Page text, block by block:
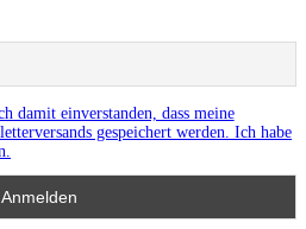
damit einverstanden, dass meine
gespeichert werden. Ich habe